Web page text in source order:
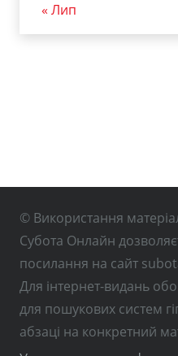
« Лип
© Використання
Субота Онлайн
посилання на сайт
Для інтернет-видань
для пошукових систем
абзаці на конкретний